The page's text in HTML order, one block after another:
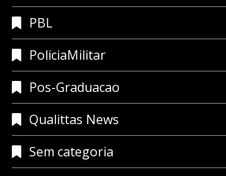
PBL
PoliciaMilitar
Pos-Graduacao
Qualittas News
Sem categoria